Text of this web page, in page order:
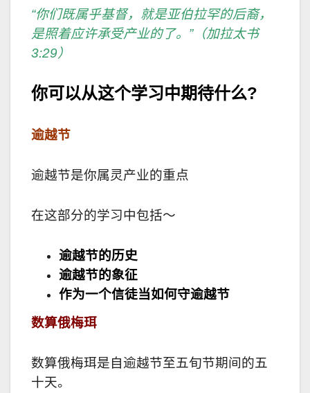
“你们既属乎基督，就是亚伯拉罕的后裔，
是照着应许承受产业的了。”（加拉太书
3:29）
你可以从这个学习中期待什么?
逾越节
逾越节是你属灵产业的重点
在这部分的学习中包括～
逾越节的历史
逾越节的象征
作为一个信徒当如何守逾越节
数算俄梅珥
数算俄梅珥是自逾越节至五旬节期间的五
十天。